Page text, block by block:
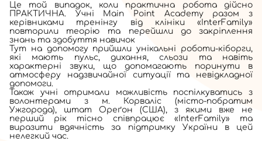
Це той випадок, коли практична робота дійсно
ПРАКТИЧНА. Учні Мain Point Academy разом з
керівниками тренінгу від клініки «InterFamily»
повторили теорію та перейшли до закріплення
знань та здобуття навичок
Тут на допомогу прийшли унікальні роботи-кіборги,
які мають пульс, дихання, сльози та навіть
характерні звуки, що допомагають поринути в
атмосферу надзвичайної ситуації та невідкладної
допомоги.
Також учні отримали можливість поспілкуватись з
волонтерами з м. Корваліс (місто-побратим
Ужгорода), штат Ореґон (США), з якими вже не
перший рік тісно співпрацює «InterFamily» та
виразити вдячність за підтримку України в цей
нелегкий час.